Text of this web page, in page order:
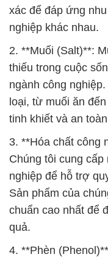
xác để đáp ứng
nghiệp khác nhau.
2. **Muối (Salt)**:
thiếu trong cuộc
ngành công
loại, từ muối ăn
tinh khiết và an
3. **Hóa chất công
Chúng tôi cung
nghiệp để hỗ trợ
Sản phẩm của
chuẩn cao nhất để
quả.
4. **Phèn